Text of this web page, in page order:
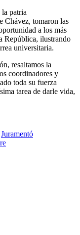
la patria
Chávez, tomaron las
a los más
República, ilustrando
universitaria.
resaltamos la
coordinadores y
toda su fuerza
tarea de darle vida,
Juramentó